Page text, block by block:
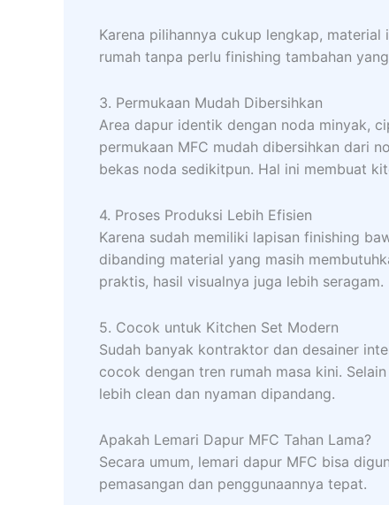
Karena pilihannya cukup lengkap,
rumah tanpa perlu finishing tambahan
3. Permukaan Mudah Dibersihkan
Area dapur identik dengan noda minyak,
permukaan MFC mudah dibersihkan dari
bekas noda sedikitpun. Hal ini membuat
4. Proses Produksi Lebih Efisien
Karena sudah memiliki lapisan finishing
dibanding material yang masih
praktis, hasil visualnya juga lebih seragam.
5. Cocok untuk Kitchen Set Modern
Sudah banyak kontraktor dan desainer
cocok dengan tren rumah masa kini.
lebih clean dan nyaman dipandang.
Apakah Lemari Dapur MFC Tahan Lama?
Secara umum, lemari dapur MFC bisa
pemasangan dan penggunaannya tepat.